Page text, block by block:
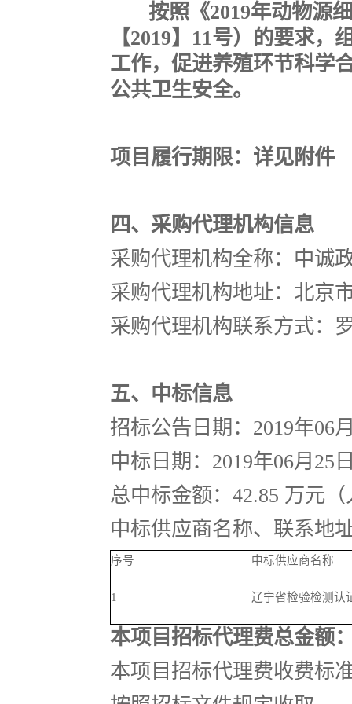
按照《2019年动物源细
【2019】11号）的要求
工作，促进养殖环节科学
公共卫生安全。
项目履行期限：详见附件
四、采购代理机构信息
采购代理机构全称：中诚
采购代理机构地址：北京
采购代理机构联系方式：
五、中标信息
招标公告日期： 2019年06
中标日期： 2019年06月25
总中标金额： 42.85 万元
中标供应商名称、联系地
序号 中标供应商名称
1 辽宁省检验检测认
本项目招标代理费总金额
本项目招标代理费收费标